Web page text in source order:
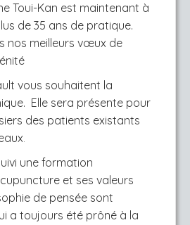
Toui-Kan est maintenant à
de 35 ans de pratique.
nos meilleurs vœux de
vous souhaitent la
Elle sera présente pour
des patients existants
.
une formation
et ses valeurs
de pensée sont
a toujours été prôné à la